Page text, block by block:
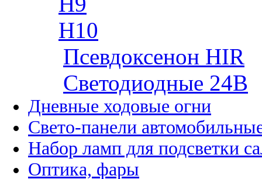
H10
Псевдоксенон HIR
Cветодиодные 24B
Дневные ходовые огни
Свето-панели
Набор ламп для подсветки
Оптика, фары